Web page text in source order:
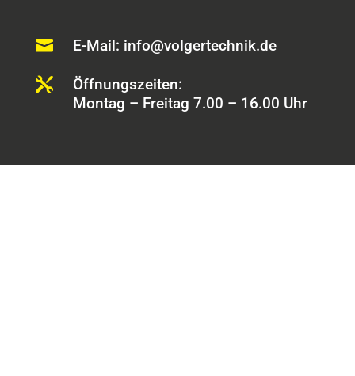
 E-Mail: info@volgertechnik.de

Öffnungszeiten:
Montag – Freitag 7.00 – 16.00 Uhr